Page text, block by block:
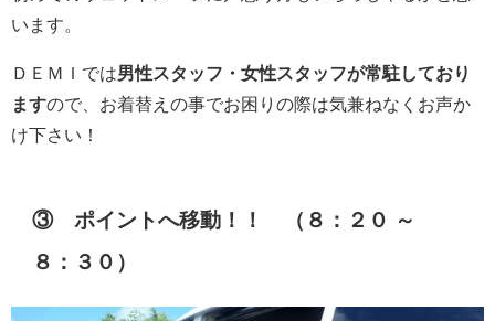
います。
ＤＥＭＩでは男性スタッフ・女性スタッフが常駐しており
ますので、お着替えの事でお困りの際は気兼ねなくお声か
け下さい！
③ ポイントへ移動！！ （８：２０ ～
８：３０）